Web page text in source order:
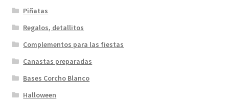
Piñatas
Regalos, detallitos
Complementos para las fiestas
Canastas preparadas
Bases Corcho Blanco
Halloween